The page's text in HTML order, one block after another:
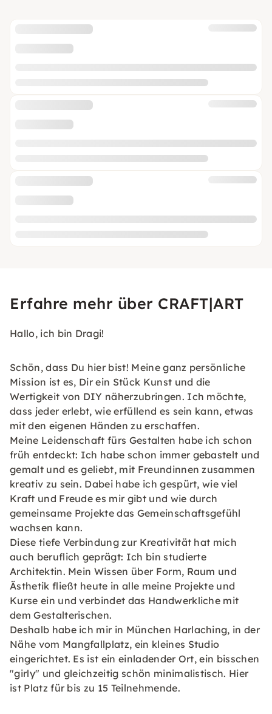
Erfahre mehr über CRAFT|ART
Hallo, ich bin Dragi!
Schön, dass Du hier bist! Meine ganz persönliche
Mission ist es, Dir ein Stück Kunst und die
Wertigkeit von DIY näherzubringen. Ich möchte,
dass jeder erlebt, wie erfüllend es sein kann, etwas
mit den eigenen Händen zu erschaffen.
Meine Leidenschaft fürs Gestalten habe ich schon
früh entdeckt: Ich habe schon immer gebastelt und
gemalt und es geliebt, mit Freundinnen zusammen
kreativ zu sein. Dabei habe ich gespürt, wie viel
Kraft und Freude es mir gibt und wie durch
gemeinsame Projekte das Gemeinschaftsgefühl
wachsen kann.
Diese tiefe Verbindung zur Kreativität hat mich
auch beruflich geprägt: Ich bin studierte
Architektin. Mein Wissen über Form, Raum und
Ästhetik fließt heute in alle meine Projekte und
Kurse ein und verbindet das Handwerkliche mit
dem Gestalterischen.
Deshalb habe ich mir in München Harlaching, in der
Nähe vom Mangfallplatz, ein kleines Studio
eingerichtet. Es ist ein einladender Ort, ein bisschen
"girly" und gleichzeitig schön minimalistisch. Hier
ist Platz für bis zu 15 Teilnehmende.